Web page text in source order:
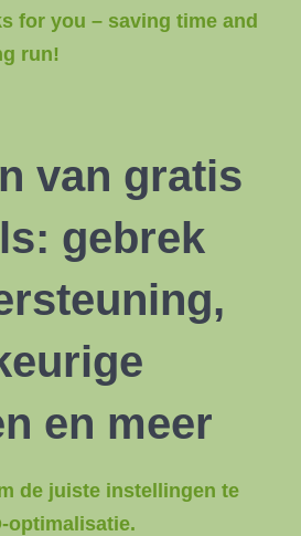
for you – saving time and
run!
van gratis
gebrek
en meer
de juiste instellingen te
optimalisatie.